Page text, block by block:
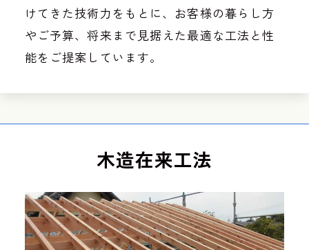
けてきた技術力をもとに、お客様の暮らし方
やご予算、将来まで見据えた最適な工法と性
能をご提案しています。
木造在来工法